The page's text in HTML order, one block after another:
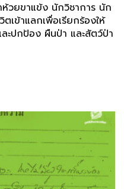
วยขาแข้ง นักวิชาการ นัก
เข้าแลกเพื่อเรียกร้องให้
ะปกป้อง ผืนป่า และสัตว์ป่า